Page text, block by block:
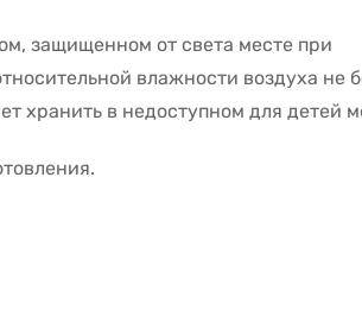
защищенном от света месте при
влажности воздуха не
хранить в недоступном для детей